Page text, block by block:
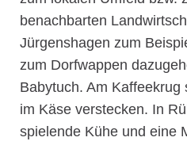
benachbarten
Jürgenshagen zum
zum Dorfwappen
Babytuch. Am Kaffeekrug
im Käse verstecken. In
spielende Kühe und eine